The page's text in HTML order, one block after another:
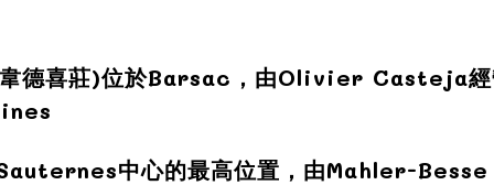
德喜莊)位於Barsac，由Olivier Casteja
中心的最高位置，由Mahler-